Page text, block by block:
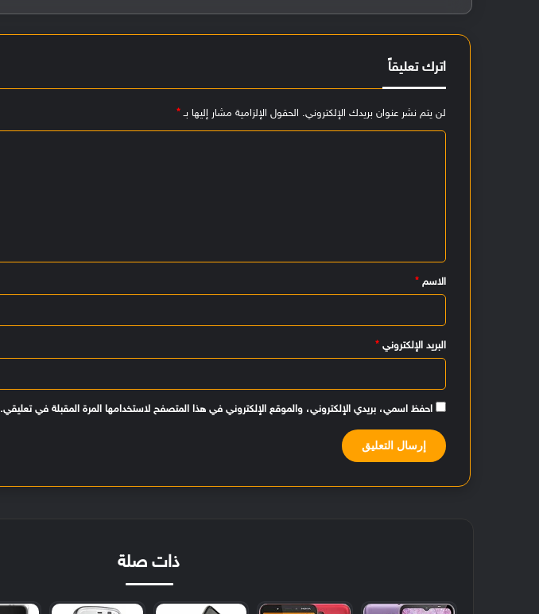
اترك تعليقاً
لن يتم نشر عنوان بريدك الإلكتروني. الحقول الإلزامية مشار إليها بـ*
الاسم*
البريد الإلكتروني*
احفظ اسمي، بريدي الإلكتروني، والموقع الإلكتروني في هذا المتصفح لاستخدامها المرة المقبلة في تعليقي.
ذات صلة